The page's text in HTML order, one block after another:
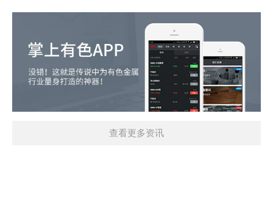
查看更多资讯